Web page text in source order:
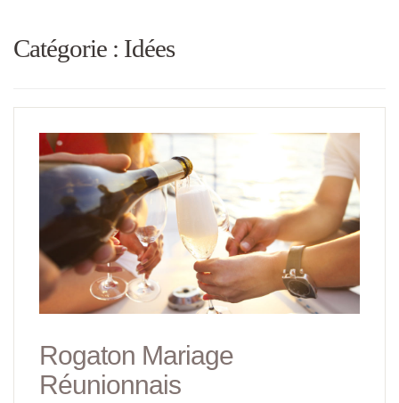
Catégorie : Idées
Rogaton Mariage
Réunionnais